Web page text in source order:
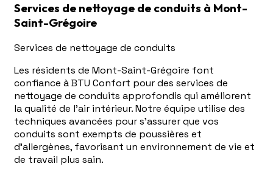
Services de nettoyage de conduits à Mont-
Saint-Grégoire
Services de nettoyage de conduits
Les résidents de Mont-Saint-Grégoire font
confiance à BTU Confort pour des services de
nettoyage de conduits approfondis qui améliorent
la qualité de l'air intérieur. Notre équipe utilise des
techniques avancées pour s'assurer que vos
conduits sont exempts de poussières et
d'allergènes, favorisant un environnement de vie et
de travail plus sain.